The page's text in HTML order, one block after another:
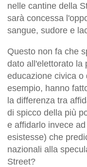
nelle cantine della
sarà concessa
sangue, sudore e
Questo non fa che
dato all'elettorato la
educazione civica o
esempio, hanno
la differenza tra
di spicco della più
e affidarlo invece
esistesse) che
nazionali alla
Street?